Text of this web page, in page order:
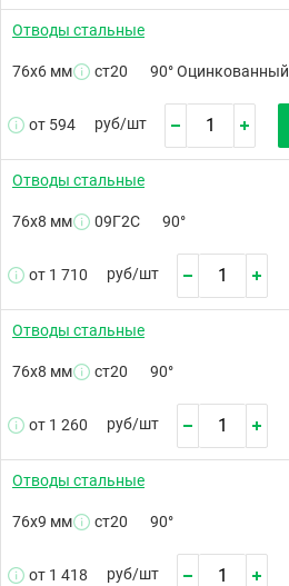
Отводы стальные
76х6 мм ст20 90° Оцинкованный
от 594 руб/шт
Отводы стальные
76х8 мм 09Г2С 90°
от 1 710 руб/шт
Отводы стальные
76х8 мм ст20 90°
от 1 260 руб/шт
Отводы стальные
76х9 мм ст20 90°
от 1 418 руб/шт